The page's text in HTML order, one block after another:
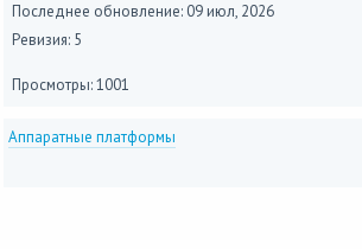
Последнее обновление: 09 июл, 2026
Ревизия: 5
Просмотры: 1001
Аппаратные платформы